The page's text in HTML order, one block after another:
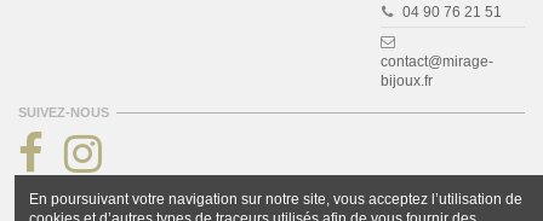
04 90 76 21 51
contact@mirage-
bijoux.fr
SUIVEZ-NOUS
En poursuivant votre navigation sur notre site, vous acceptez l’utilisation de